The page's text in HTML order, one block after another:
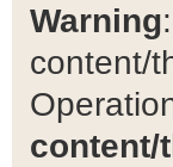
Warning
content/
content/